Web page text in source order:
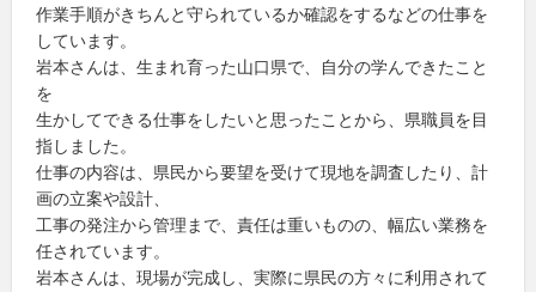
作業手順がきちんと守られているか確認をするなどの仕事を
しています。
岩本さんは、生まれ育った山口県で、自分の学んできたこと
を
生かしてできる仕事をしたいと思ったことから、県職員を目
指しました。
仕事の内容は、県民から要望を受けて現地を調査したり、計
画の立案や設計、
工事の発注から管理まで、責任は重いものの、幅広い業務を
任されています。
岩本さんは、現場が完成し、実際に県民の方々に利用されて